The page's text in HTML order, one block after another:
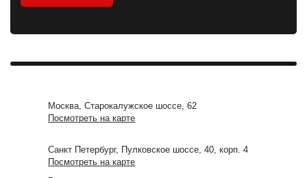
Москва, Старокалужское шоссе, 62
Посмотреть на карте
Санкт Петербург, Пулковское шоссе, 40, корп. 4
Посмотреть на карте